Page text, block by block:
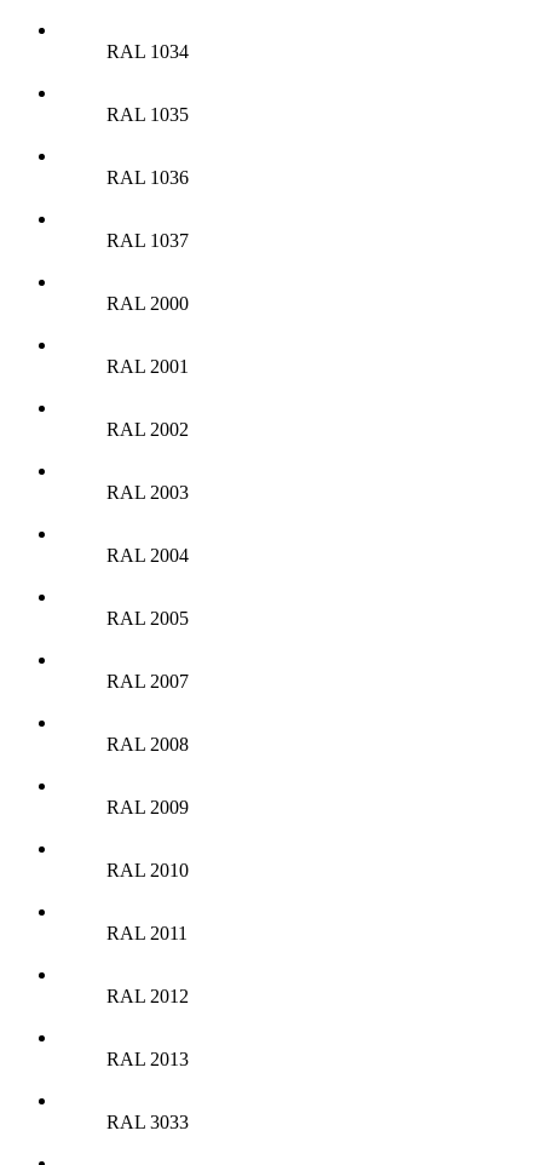
RAL 1034
RAL 1035
RAL 1036
RAL 1037
RAL 2000
RAL 2001
RAL 2002
RAL 2003
RAL 2004
RAL 2005
RAL 2007
RAL 2008
RAL 2009
RAL 2010
RAL 2011
RAL 2012
RAL 2013
RAL 3033